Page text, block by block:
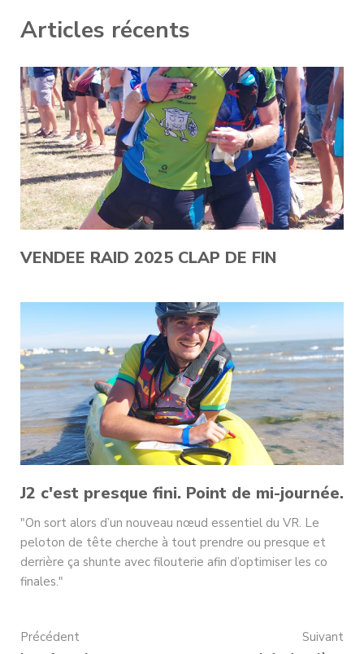
Articles récents
VENDEE RAID 2025 CLAP DE FIN
J2 c'est presque fini. Point de mi-journée.
"On sort alors d’un nouveau nœud essentiel du VR. Le
peloton de tête cherche à tout prendre ou presque et
derrière ça shunte avec filouterie afin d’optimiser les co
finales."
Précédent Suivant